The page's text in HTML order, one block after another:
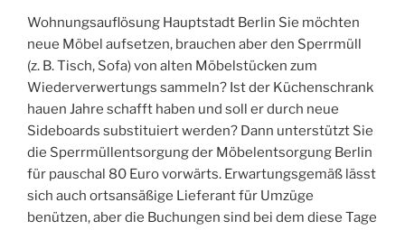
Wohnungsauflösung Hauptstadt Berlin Sie möchten
neue Möbel aufsetzen, brauchen aber den Sperrmüll
(z. B. Tisch, Sofa) von alten Möbelstücken zum
Wiederverwertungs sammeln? Ist der Küchenschrank
hauen Jahre schafft haben und soll er durch neue
Sideboards substituiert werden? Dann unterstützt Sie
die Sperrmüllentsorgung der Möbelentsorgung Berlin
für pauschal 80 Euro vorwärts. Erwartungsgemäß lässt
sich auch ortsansäßige Lieferant für Umzüge
benützen, aber die Buchungen sind bei dem diese Tage